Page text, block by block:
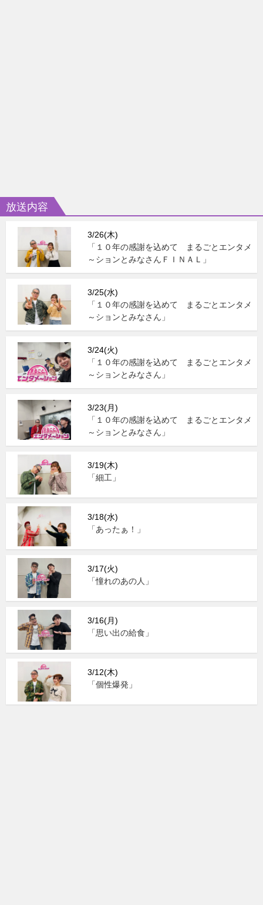
放送内容
3/26(木)
「１０年の感謝を込めて まるごとエンタメ
～ションとみなさんＦＩＮＡＬ」
3/25(水)
「１０年の感謝を込めて まるごとエンタメ
～ションとみなさん」
3/24(火)
「１０年の感謝を込めて まるごとエンタメ
～ションとみなさん」
3/23(月)
「１０年の感謝を込めて まるごとエンタメ
～ションとみなさん」
3/19(木)
「細工」
3/18(水)
「あったぁ！」
3/17(火)
「憧れのあの人」
3/16(月)
「思い出の給食」
3/12(木)
「個性爆発」